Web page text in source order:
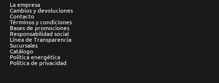
La empresa
Cambios y devoluciones
Contacto
Términos y condiciones
Bases de promociones
Responsabilidad social
Línea de Transparencia
Sucursales
Catálogo
Política energética
Política de privacidad